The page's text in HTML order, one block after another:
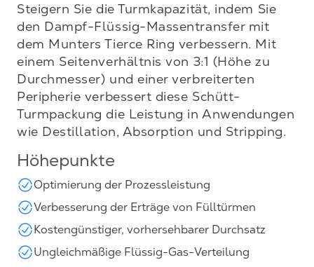
Steigern Sie die Turmkapazität, indem Sie
den Dampf-Flüssig-Massentransfer mit
dem Munters Tierce Ring verbessern. Mit
einem Seitenverhältnis von 3:1 (Höhe zu
Durchmesser) und einer verbreiterten
Peripherie verbessert diese Schütt-
Turmpackung die Leistung in Anwendungen
wie Destillation, Absorption und Stripping.
Höhepunkte
Optimierung der Prozessleistung
Verbesserung der Erträge von Fülltürmen
Kostengünstiger, vorhersehbarer Durchsatz
Ungleichmäßige Flüssig-Gas-Verteilung